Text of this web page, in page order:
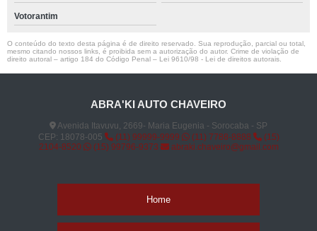
Votorantim
O conteúdo do texto desta página é de direito reservado. Sua reprodução, parcial ou total,
mesmo citando nossos links, é proibida sem a autorização do autor. Crime de violação de
direito autoral – artigo 184 do Código Penal – Lei 9610/98 - Lei de direitos autorais
ABRA'KI AUTO CHAVEIRO
Avenida Itavuvu, 2669- Maria Eugenia - Sorocaba - SP
CEP: 18078-005
(11) 99999-9999 (11) 7788-8888
(15)
2104-8520
(15) 99796-9373 abraki.chaveiro@gmail.com
Home